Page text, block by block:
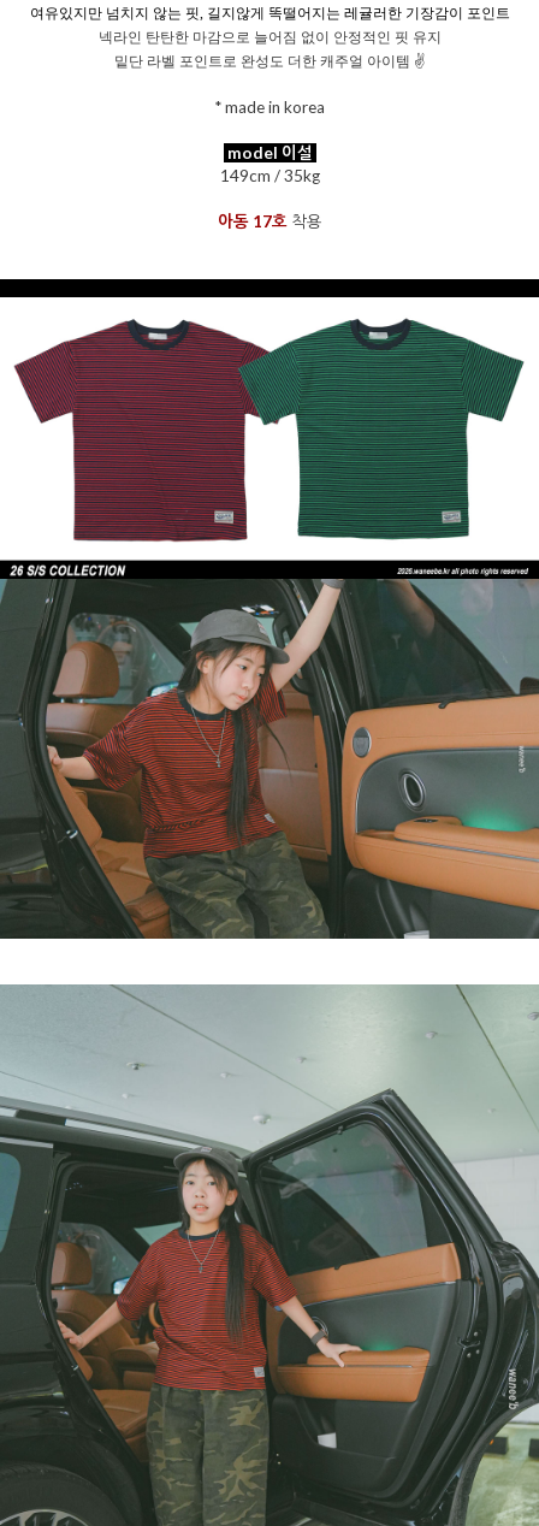
여유있지만 넘치지 않는 핏, 길지않게 똑떨어지는 레귤러한 기장감이 포인트
넥라인 탄탄한 마감으로 늘어짐 없이 안정적인 핏 유지
밑단 라벨 포인트로 완성도 더한 캐주얼 아이템 ✌️
* made in korea
model 이설
149cm / 35kg
아동 17호착용